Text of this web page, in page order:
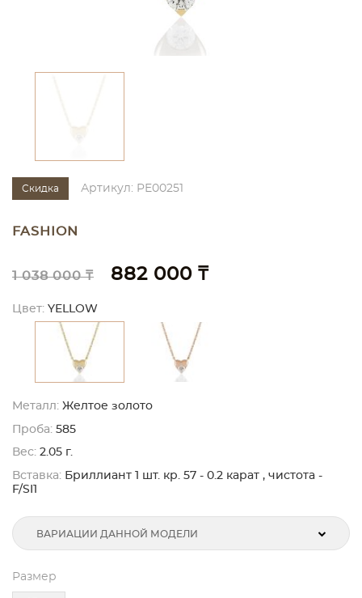
Скидка Артикул: PE00251
FASHION
1 038 000 ₸ 882 000 ₸
Цвет: YELLOW
Металл: Желтое золото
Проба: 585
Вес: 2.05 г.
Вставка: Бриллиант 1 шт. кр. 57 - 0.2 карат , чистота -
F/SI1
ВАРИАЦИИ ДАННОЙ МОДЕЛИ
Размер